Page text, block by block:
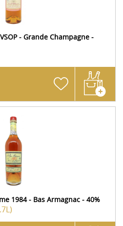
- Grande Champagne -
1984 - Bas Armagnac - 40%